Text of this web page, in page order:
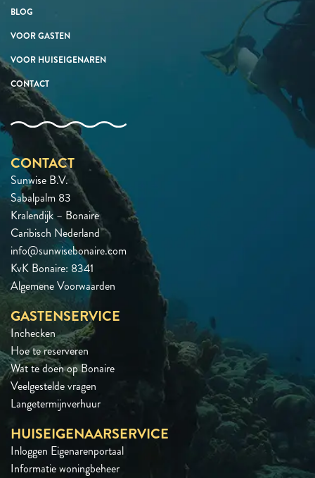
BLOG
VOOR GASTEN
VOOR HUISEIGENAREN
CONTACT
CONTACT
Sunwise B.V.
Sabalpalm 83
Kralendijk – Bonaire
Caribisch Nederland
info@sunwisebonaire.com
KvK Bonaire: 8341
Algemene Voorwaarden
GASTENSERVICE
Inchecken
Hoe te reserveren
Wat te doen op Bonaire
Veelgestelde vragen
Langetermijnverhuur
HUISEIGENAARSERVICE
Inloggen Eigenarenportaal
Informatie woningbeheer